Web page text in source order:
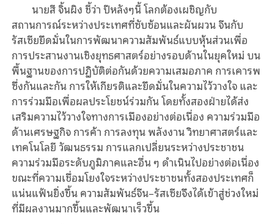
นายสี จิ้นผิง ชี้ว่า ปีหลังๆนี้ โลกต้องเผชิญกับ
สถานการณ์ระหว่างประเทศที่ซับซ้อนและผันผวน จีนกับ
รัสเซียยึดมั่นในการพัฒนาความสัมพันธ์แบบหุ้นส่วนเพื่อ
การประสานงานเชิงยุทธศาสตร์อย่างรอบด้านในยุคใหม่ บน
พื้นฐานของการปฏิบัติต่อกันด้วยความเสมอภาค การเคารพ
ซึ่งกันและกัน การให้เกียรติและยึดมั่นในความไว้วางใจ และ
การร่วมมือเพื่อผลประโยชน์ร่วมกัน โดยทั้งสองฝ่ายได้ส่ง
เสริมความไว้วางใจทางการเมืองอย่างต่อเนื่อง ความร่วมมือ
ด้านเศรษฐกิจ การค้า การลงทุน พลังงาน วิทยาศาสตร์และ
เทคโนโลยี วัฒนธรรม การแลกเปลี่ยนระหว่างประชาชน
ความร่วมมือระดับภูมิภาคและอื่น ๆ ดำเนินไปอย่างต่อเนื่อง
ขณะที่ความเชื่อมโยงใจระหว่างประชาชนทั้งสองประเทศก็
แน่นแฟ้นยิ่งขึ้น ความสัมพันธ์จีน–รัสเซียจึงได้เข้าสู่ช่วงใหม่
ที่มีผลงานมากขึ้นและพัฒนาเร็วขึ้น